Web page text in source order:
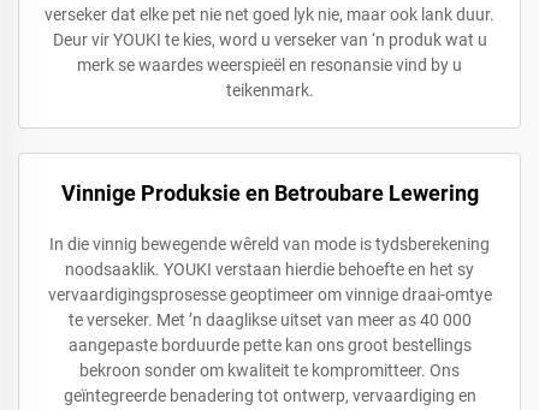
verseker dat elke pet nie net goed lyk nie, maar ook lank duur.
Deur vir YOUKI te kies, word u verseker van ‘n produk wat u
merk se waardes weerspieël en resonansie vind by u
teikenmark.
Vinnige Produksie en Betroubare Lewering
In die vinnig bewegende wêreld van mode is tydsberekening
noodsaaklik. YOUKI verstaan hierdie behoefte en het sy
vervaardigingsprosesse geoptimeer om vinnige draai-omtye
te verseker. Met ’n daaglikse uitset van meer as 40 000
aangepaste borduurde pette kan ons groot bestellings
bekroon sonder om kwaliteit te kompromitteer. Ons
geïntegreerde benadering tot ontwerp, vervaardiging en